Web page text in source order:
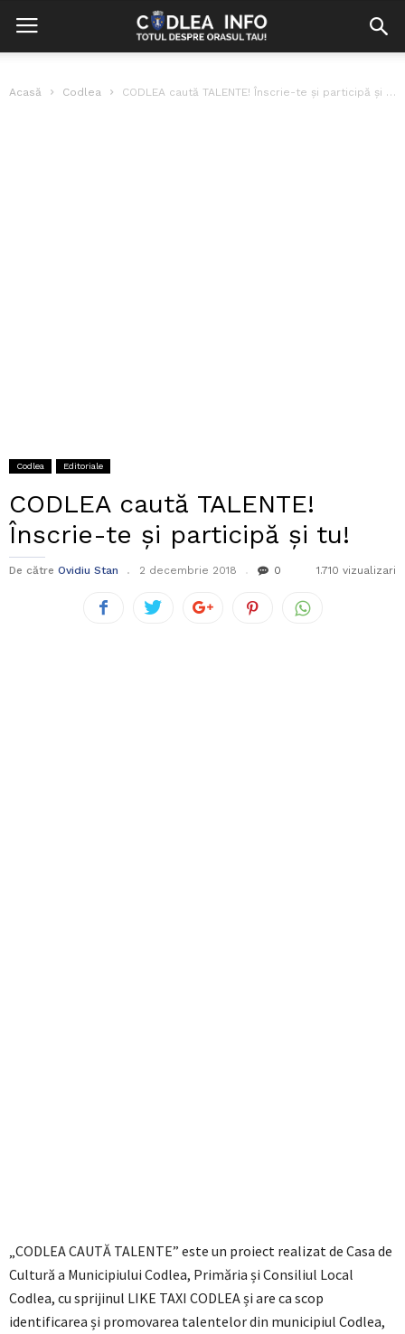
Acasă Codlea CODLEA caută TALENTE! Înscrie-te și participă și tu!
Codlea Editoriale
CODLEA caută TALENTE!
Înscrie-te și participă și tu!
De către Ovidiu Stan 2 decembrie 2018 0 1.710 vizualizari
„CODLEA CAUTĂ TALENTE” este un proiect realizat de Casa de
Cultură a Municipiului Codlea, Primăria și Consiliul Local
Codlea, cu sprijinul LIKE TAXI CODLEA și are ca scop
identificarea și promovarea talentelor din municipiul Codlea,